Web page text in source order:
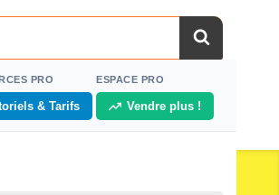
PRO
& Tarifs
ESPACE PRO
Vendre plus !